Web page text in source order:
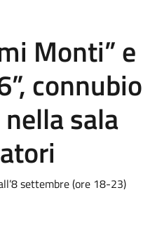
Monti” e
connubio
nella sala
settembre (ore 18-23)